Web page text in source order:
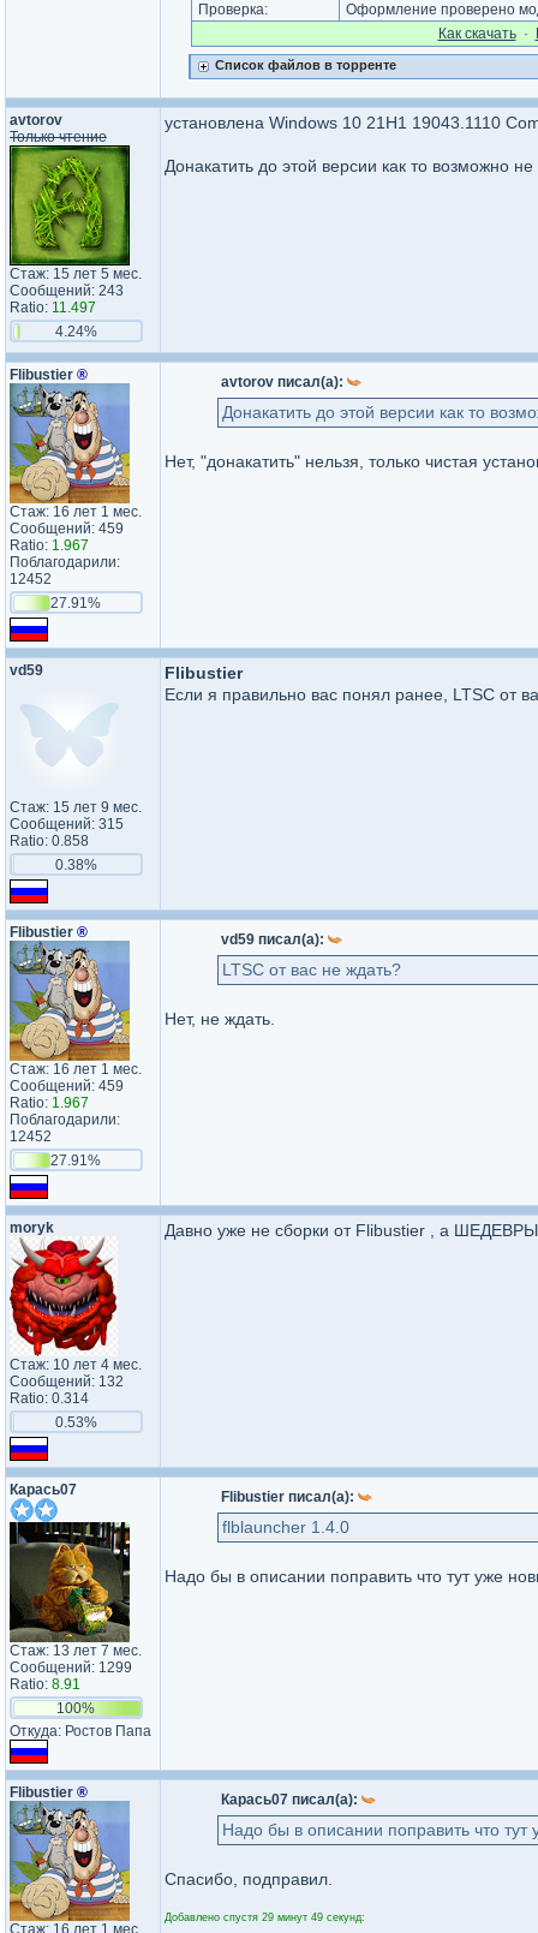
Проверка:
Оформление проверено
Как cкачать·
Список файлов в торренте
avtorov
Только чтение
Стаж: 15 лет 5 мес.
Сообщений: 243
Ratio: 11.497
4.24%
установлена Windows 10 21H1 19043.1110
Донакатить до этой версии как то возможно
Flibustier ®
Стаж: 16 лет 1 мес.
Сообщений: 459
Ratio: 1.967
Поблагодарили:
12452
27.91%
avtorov писал(а):
Донакатить до этой версии как то
Нет, "донакатить" нельзя, только чистая
vd59
Стаж: 15 лет 9 мес.
Сообщений: 315
Ratio: 0.858
0.38%
Flibustier
Если я правильно вас понял ранее, LTSC от
Flibustier ®
Стаж: 16 лет 1 мес.
Сообщений: 459
Ratio: 1.967
Поблагодарили:
12452
27.91%
vd59 писал(а):
LTSC от вас не ждать?
Нет, не ждать.
moryk
Стаж: 10 лет 4 мес.
Сообщений: 132
Ratio: 0.314
0.53%
Давно уже не сборки от Flibustier , а
Карась07
Стаж: 13 лет 7 мес.
Сообщений: 1299
Ratio: 8.91
100%
Откуда: Ростов Папа
Flibustier писал(а):
flblauncher 1.4.0
Надо бы в описании поправить что тут уже
Flibustier ®
Стаж: 16 лет 1 мес.
Карась07 писал(а):
Надо бы в описании поправить что
Спасибо, подправил.
Добавлено спустя 29 минут 49 секунд: